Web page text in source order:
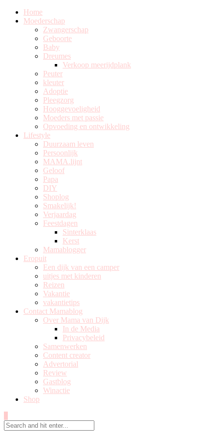
Home
Moederschap
Zwangerschap
Geboorte
Baby
Dreumes
Verkoop meerijdplank
Peuter
kleuter
Adoptie
Pleegzorg
Hooggevoeligheid
Moeders met passie
Opvoeding en ontwikkeling
Lifestyle
Duurzaam leven
Persoonlijk
MAMA.lijnt
Geloof
Papa
DIY
Shoplog
Smakelijk!
Verjaardag
Feestdagen
Sinterklaas
Kerst
Mamablogger
Eropuit
Een dijk van een camper
uitjes met kinderen
Reizen
Vakantie
vakantietips
Contact Mamablog
Over Mama van Dijk
In de Media
Privacybeleid
Samenwerken
Content creator
Advertorial
Review
Gastblog
Winactie
Shop